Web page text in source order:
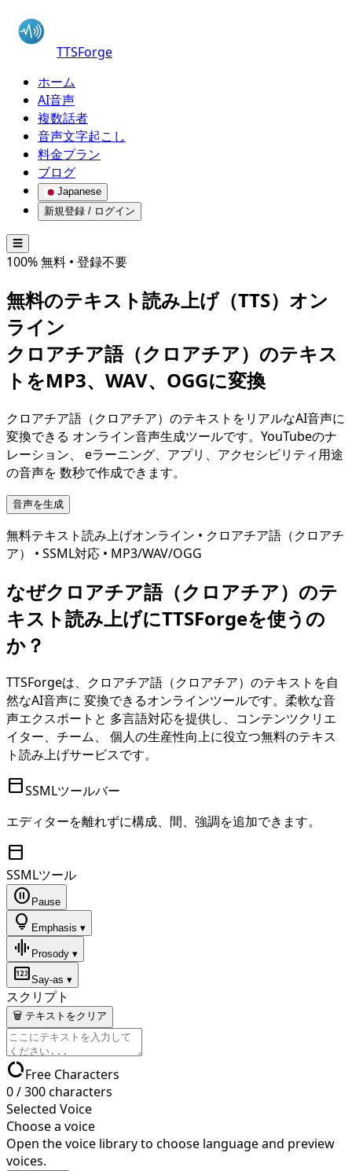
TTSForge
ホーム
AI音声
複数話者
音声文字起こし
料金プラン
ブログ
Japanese
新規登録 / ログイン
☰
100% 無料 • 登録不要
無料のテキスト読み上げ（TTS）オン
ライン
クロアチア語（クロアチア） のテキス
トをMP3、WAV、OGGに変換
クロアチア語（クロアチア） のテキストをリアルなAI音声に
変換できる オンライン音声生成ツールです。YouTubeのナ
レーション、 eラーニング、アプリ、アクセシビリティ用途
の音声を 数秒で作成できます。
音声を生成
無料テキスト読み上げオンライン • クロアチア語（クロアチ
ア）
• SSML対応 • MP3/WAV/OGG
なぜクロアチア語（クロアチア） のテ
キスト読み上げにTTSForgeを使うの
か？
TTSForgeは、 クロアチア語（クロアチア） のテキストを自
然なAI音声に 変換できるオンラインツールです。柔軟な音
声エクスポートと 多言語対応を提供し、コンテンツクリエ
イター、チーム、 個人の生産性向上に役立つ無料のテキス
ト読み上げサービスです。
toolbarSSMLツールバー
エディターを離れずに構成、間、強調を追加できます。
toolbar
SSMLツール
pause_circle Pause
lightbulb Emphasis ▾
graphic_eq Prosody ▾
pinSay-as ▾
スクリプト
🗑 テキストをクリア
data_usageFree Characters
0/300characters
Selected Voice
Choose a voice
Open the voice library to choose language and preview
voices.